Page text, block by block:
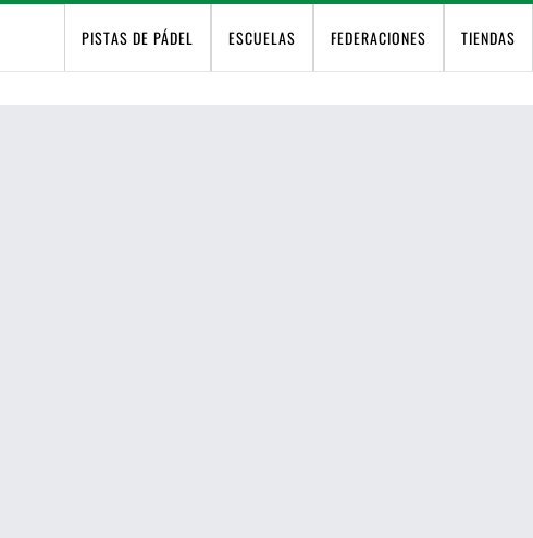
PISTAS DE PÁDEL ESCUELAS FEDERACIONES TIENDAS